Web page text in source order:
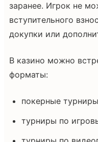
заранее. Игрок не
вступительного
докупки или
В казино можно
форматы:
покерные
турниры по